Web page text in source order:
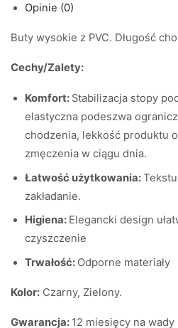
Opinie (0)
Buty wysokie z PVC. Długość
Cechy/Zalety:
Komfort: Stabilizacja stopy
elastyczna podeszwa
chodzenia, lekkość produktu
zmęczenia w ciągu dnia.
Łatwość użytkowania:
zakładanie.
Higiena: Elegancki design
czyszczenie
Trwałość: Odporne materiały
Kolor: Czarny, Zielony.
Gwarancja: 12 miesięcy na wady